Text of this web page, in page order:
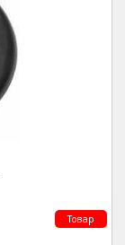
Товар